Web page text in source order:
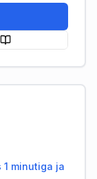
minutiga ja